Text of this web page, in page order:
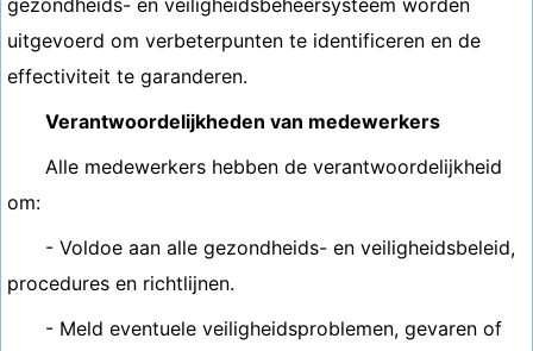
gezondheids- en veiligheidsbeheersysteem worden
uitgevoerd om verbeterpunten te identificeren en de
effectiviteit te garanderen.
Verantwoordelijkheden van medewerkers
Alle medewerkers hebben de verantwoordelijkheid
om:
- Voldoe aan alle gezondheids- en veiligheidsbeleid,
procedures en richtlijnen.
- Meld eventuele veiligheidsproblemen, gevaren of